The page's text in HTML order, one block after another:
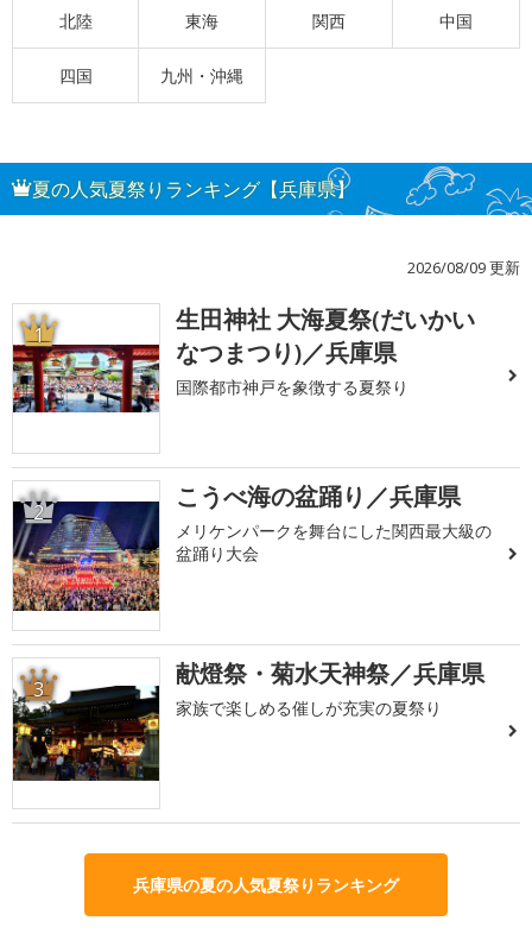
北陸 東海 関西 中国
四国 九州・沖縄
夏の人気夏祭りランキング【兵庫県】
2026/08/09 更新
1
生田神社 大海夏祭(だいかい
なつまつり)／兵庫県
国際都市神戸を象徴する夏祭り
2 こうべ海の盆踊り／兵庫県
メリケンパークを舞台にした関西最大級の
盆踊り大会
3 献燈祭・菊水天神祭／兵庫県
家族で楽しめる催しが充実の夏祭り
兵庫県の夏の人気夏祭りランキング